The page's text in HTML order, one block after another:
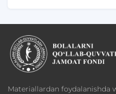
Materiallardan foydalanishda